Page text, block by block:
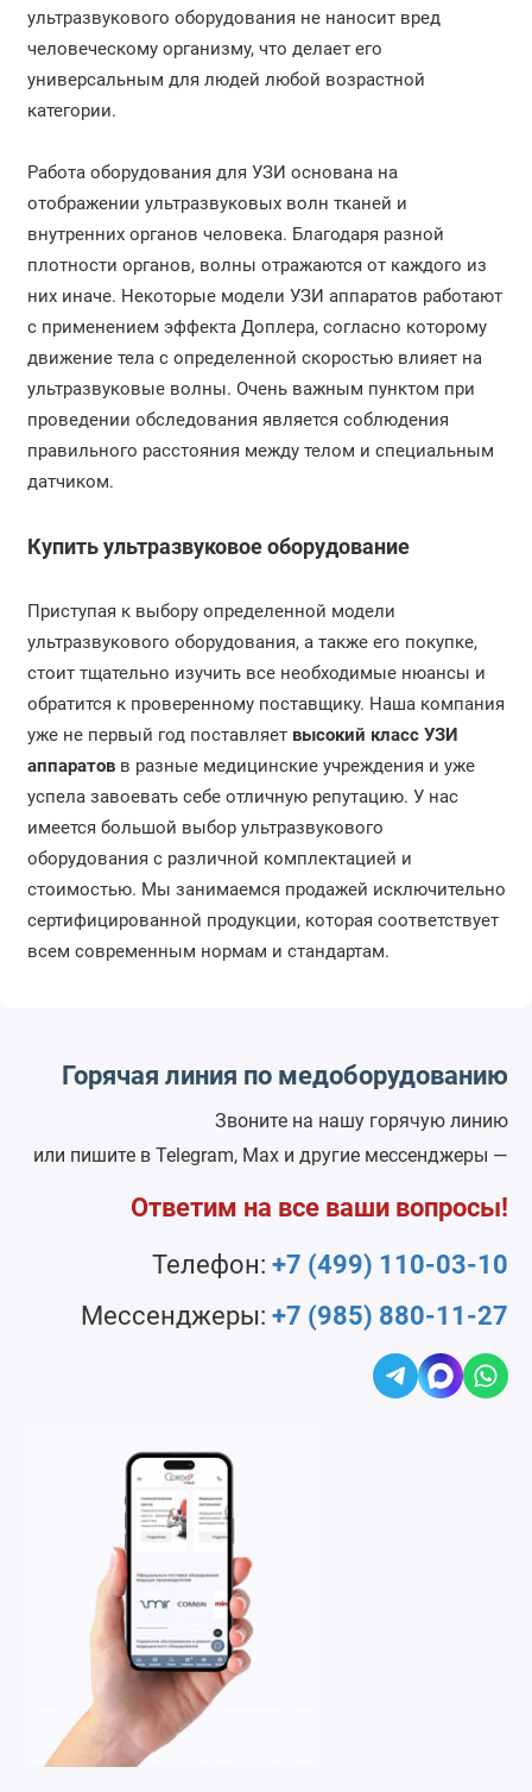
ультразвукового оборудования не наносит вред
человеческому организму, что делает его
универсальным для людей любой возрастной
категории.
Работа оборудования для УЗИ основана на
отображении ультразвуковых волн тканей и
внутренних органов человека. Благодаря разной
плотности органов, волны отражаются от каждого из
них иначе. Некоторые модели УЗИ аппаратов работают
с применением эффекта Доплера, согласно которому
движение тела с определенной скоростью влияет на
ультразвуковые волны. Очень важным пунктом при
проведении обследования является соблюдения
правильного расстояния между телом и специальным
датчиком.
Купить ультразвуковое оборудование
Приступая к выбору определенной модели
ультразвукового оборудования, а также его покупке,
стоит тщательно изучить все необходимые нюансы и
обратится к проверенному поставщику. Наша компания
уже не первый год поставляет высокий класс УЗИ
аппаратовв разные медицинские учреждения и уже
успела завоевать себе отличную репутацию. У нас
имеется большой выбор ультразвукового
оборудования с различной комплектацией и
стоимостью. Мы занимаемся продажей исключительно
сертифицированной продукции, которая соответствует
всем современным нормам и стандартам.
Горячая линия по медоборудованию
Звоните на нашу горячую линию
или пишите в Telegram, Max и другие мессенджеры —
Ответим на все ваши вопросы!
Телефон: +7 (499) 110-03-10
Мессенджеры: +7 (985) 880-11-27